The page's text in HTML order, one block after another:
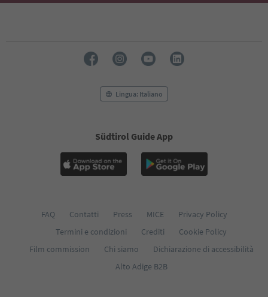
Lingua: Italiano
Südtirol Guide App
FAQ Contatti Press MICE
Privacy Policy
Termini e condizioni
Crediti
Cookie Policy
Film commission
Chi siamo
Dichiarazione di accessibilità
Alto Adige B2B